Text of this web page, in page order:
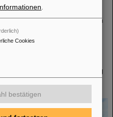
RIKEN. Entscheidend
und tonnenschweren
zukünftige Beschleunigerzentrum
der GSI-Abteilung
zur biologischen
Cookies
bestätigen